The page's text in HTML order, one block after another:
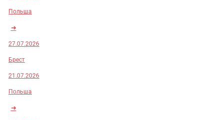
Польша
➜
27.07.2026
Брест
21.07.2026
Польша
➜